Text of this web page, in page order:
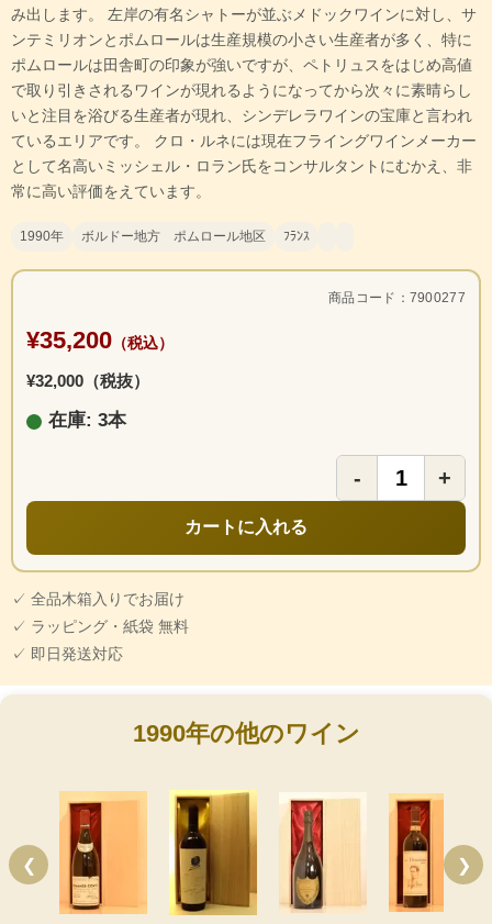
み出します。 左岸の有名シャトーが並ぶメドックワインに対し、サ
ンテミリオンとポムロールは生産規模の小さい生産者が多く、特に
ポムロールは田舎町の印象が強いですが、ペトリュスをはじめ高値
で取り引きされるワインが現れるようになってから次々に素晴らし
いと注目を浴びる生産者が現れ、シンデレラワインの宝庫と言われ
ているエリアです。 クロ・ルネには現在フライングワインメーカー
として名高いミッシェル・ロラン氏をコンサルタントにむかえ、非
常に高い評価をえています。
1990年 ボルドー地方 ポムロール地区 ﾌﾗﾝｽ
商品コード：7900277
¥35,200 （税込）
¥32,000（税抜）
在庫: 3本
- +
カートに入れる
✓ 全品木箱入りでお届け
✓ ラッピング・紙袋 無料
✓ 即日発送対応
1990年の他のワイン
❮ ❯